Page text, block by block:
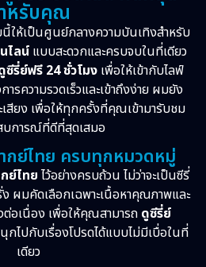
หรับคุณ
ห้เป็นศูนย์กลางความบันเทิงสำหรับ
ไลน์ แบบสะดวกและครบจบในที่เดียว
ซีรี่ย์ฟรี 24 ชั่วโมง เพื่อให้เข้ากับไลฟ์
รความรวดเร็วและเข้าถึงง่าย ผมยัง
สียง เพื่อให้ทุกครั้งที่คุณเข้ามารับชม
บการณ์ที่ดีที่สุดเสมอ
กย์ไทย ครบทุกหมวดหมู่
ย์ไทย ไว้อย่างครบถ้วน ไม่ว่าจะเป็นซีรี่
ผมคัดเลือกเฉพาะเนื้อหาคุณภาพและ
ต่อเนื่อง เพื่อให้คุณสามารถ ดูซีรี่ย์
กไปกับเรื่องโปรดได้แบบไม่มีเบื่อในที่
เดียว